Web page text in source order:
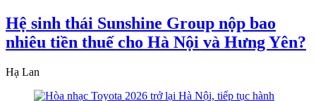
Hệ sinh thái Sunshine Group nộp bao
nhiêu tiền thuế cho Hà Nội và Hưng Yên?
Hạ Lan